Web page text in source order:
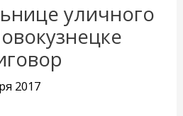
уличного
2017